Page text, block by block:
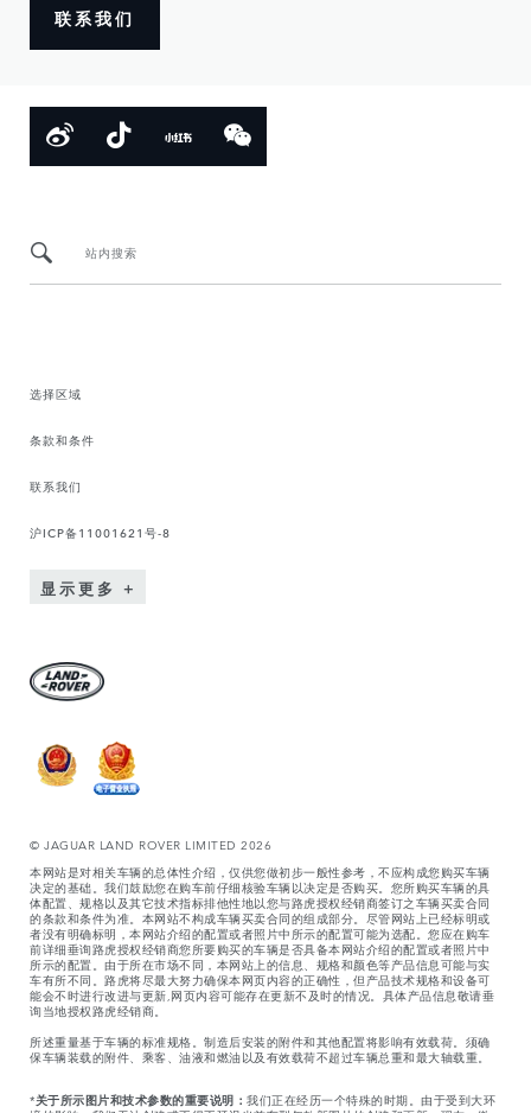
联系我们
站内搜索
选择区域
条款和条件
联系我们
沪ICP备11001621号-8
显示更多
© JAGUAR LAND ROVER LIMITED 2026
本网站是对相关车辆的总体性介绍，仅供您做初步一般性参考，不应构成您购买车辆
决定的基础。我们鼓励您在购车前仔细核验车辆以决定是否购买。您所购买车辆的具
体配置、规格以及其它技术指标排他性地以您与路虎授权经销商签订之车辆买卖合同
的条款和条件为准。本网站不构成车辆买卖合同的组成部分。尽管网站上已经标明或
者没有明确标明，本网站介绍的配置或者照片中所示的配置可能为选配。您应在购车
前详细垂询路虎授权经销商您所要购买的车辆是否具备本网站介绍的配置或者照片中
所示的配置。由于所在市场不同，本网站上的信息、规格和颜色等产品信息可能与实
车有所不同。路虎将尽最大努力确保本网页内容的正确性，但产品技术规格和设备可
能会不时进行改进与更新,网页内容可能存在更新不及时的情况。具体产品信息敬请垂
询当地授权路虎经销商。
所述重量基于车辆的标准规格。制造后安装的附件和其他配置将影响有效载荷。须确
保车辆装载的附件、乘客、油液和燃油以及有效载荷不超过车辆总重和最大轴载重。
*关于所示图片和技术参数的重要说明： 我们正在经历一个特殊的时期。由于受到大环